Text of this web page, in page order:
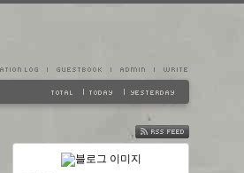
FEED